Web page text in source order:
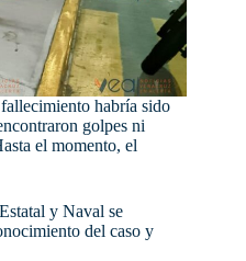
habría sido
golpes ni
el momento, el
y Naval se
del caso y